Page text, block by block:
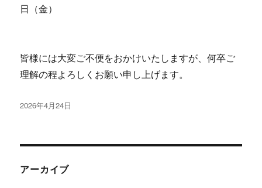
日（金）
皆様には大変ご不便をおかけいたしますが、何卒ご
理解の程よろしくお願い申し上げます。
投
2026年4月24日
アーカイブ